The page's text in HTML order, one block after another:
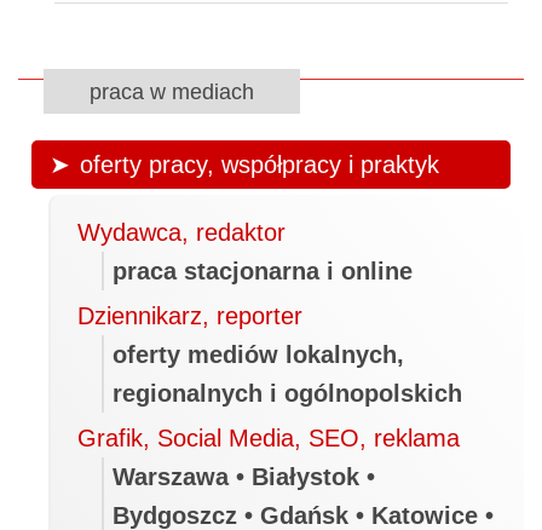
praca w mediach
oferty pracy, współpracy i praktyk
Wydawca, redaktor
praca stacjonarna i online
Dziennikarz, reporter
oferty mediów lokalnych,
regionalnych i ogólnopolskich
Grafik, Social Media, SEO, reklama
Warszawa • Białystok •
Bydgoszcz • Gdańsk • Katowice •